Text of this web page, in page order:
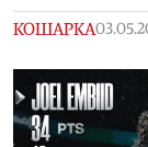
КОШАРКА